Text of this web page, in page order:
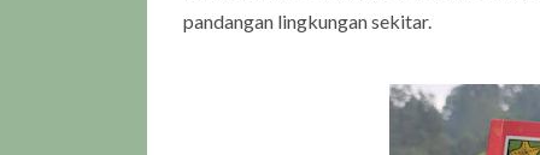
pandangan lingkungan sekitar.